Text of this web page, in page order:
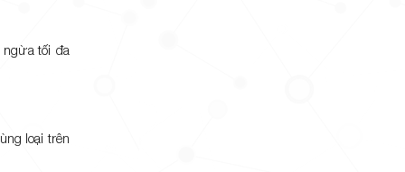
ngừa tối đa
loại trên